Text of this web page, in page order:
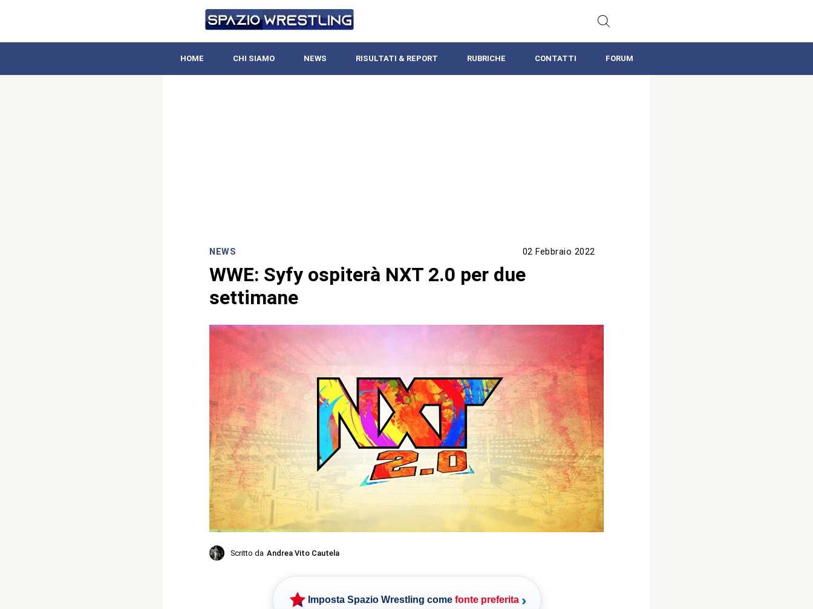
HOME CHI SIAMO NEWS RISULTATI & REPORT RUBRICHE CONTATTI FORUM
NEWS 02 Febbraio 2022
WWE: Syfy ospiterà NXT 2.0 per due
settimane
Scritto da Andrea Vito Cautela
Imposta Spazio Wrestling come fonte preferita ›